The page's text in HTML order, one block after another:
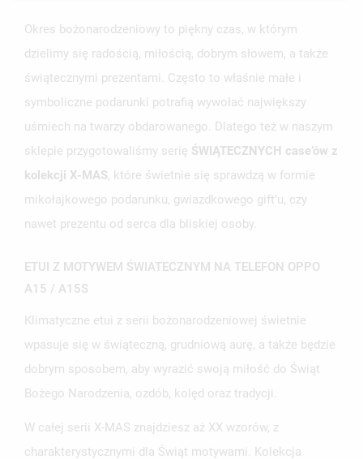
Okres bożonarodzeniowy to piękny czas, w którym
dzielimy się radością, miłością, dobrym słowem, a także
świątecznymi prezentami. Często to właśnie małe i
symboliczne podarunki potrafią wywołać największy
uśmiech na twarzy obdarowanego. Dlatego też w naszym
sklepie przygotowaliśmy serię ŚWIĄTECZNYCH case’ów z
kolekcji X-MAS, które świetnie się sprawdzą w formie
mikołajkowego podarunku, gwiazdkowego gift’u, czy
nawet prezentu od serca dla bliskiej osoby.
ETUI Z MOTYWEM ŚWIATECZNYM NA TELEFON OPPO
A15 / A15S
Klimatyczne etui z serii bożonarodzeniowej świetnie
wpasuje się w świąteczną, grudniową aurę, a także będzie
dobrym sposobem, aby wyrazić swoją miłość do Świąt
Bożego Narodzenia, ozdób, kolęd oraz tradycji.
W całej serii X-MAS znajdziesz aż XX wzorów, z
charakterystycznymi dla Świąt motywami. Kolekcja